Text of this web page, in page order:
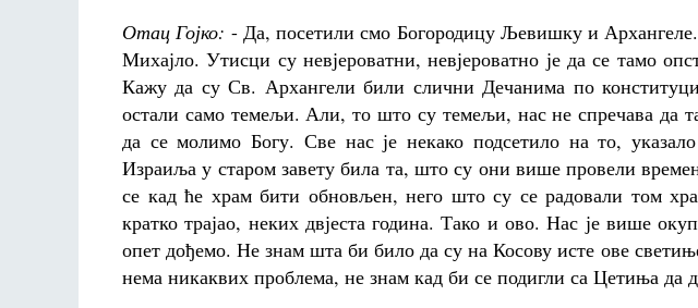
Отац Гојко: - Да, посетили смо Богородицу Љевишку и
Михајло. Утисци су невјероватни, невјероватно је да се тамо
Кажу да су Св. Архангели били слични Дечанима по
остали само темељи. Али, то што су темељи, нас не спречава да
да се молимо Богу. Све нас је некако подсетило на то,
Израиља у старом завету била та, што су они више провели
се кад ће храм бити обновљен, него што су се радовали том
кратко трајао, неких двјеста година. Тако и ово. Нас је више
опет дођемо. Не знам шта би било да су на Косову исте ове
нема никаквих проблема, не знам кад би се подигли са Цетиња да